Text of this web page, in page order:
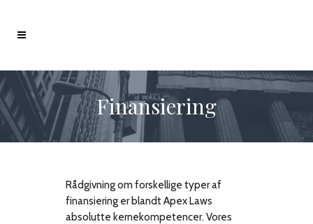
Finansiering
Rådgivning om forskellige typer af
finansiering er blandt Apex Laws
absolutte kernekompetencer. Vores